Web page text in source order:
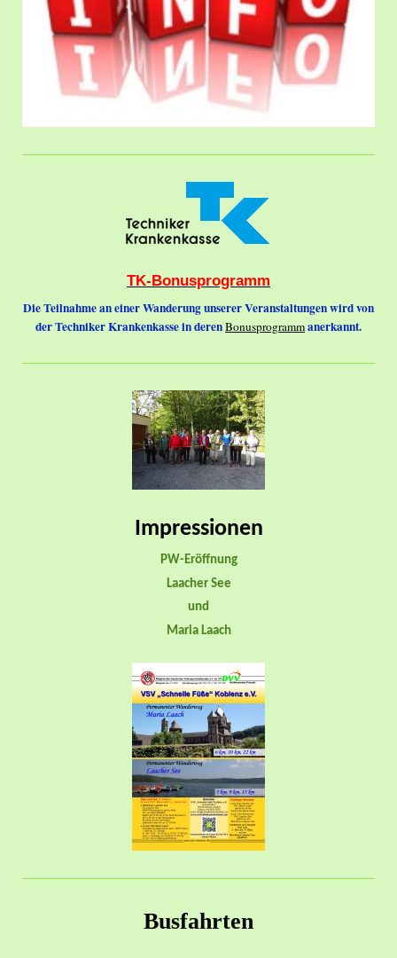
TK-Bonusprogramm
Die Teilnahme an einer Wanderung unserer Veranstaltungen wird von
der Techniker Krankenkasse in derenBonusprogrammanerkannt.
Impressionen
PW-Eröffnung
Laacher See
und
Maria Laach
Busfahrten